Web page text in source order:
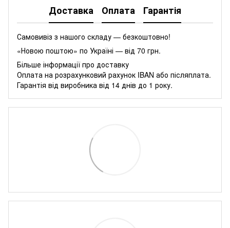
Доставка Оплата Гарантія
Самовивіз з нашого складу — безкоштовно!
«Новою поштою» по Україні — від 70 грн.
Більше інформації про доставку
Оплата на розрахунковий рахунок IBAN або післяплата.
Гарантія від виробника від 14 днів до 1 року.